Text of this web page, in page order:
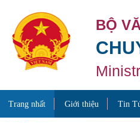
BỘ
Trang nhất Giới thiệu Tin